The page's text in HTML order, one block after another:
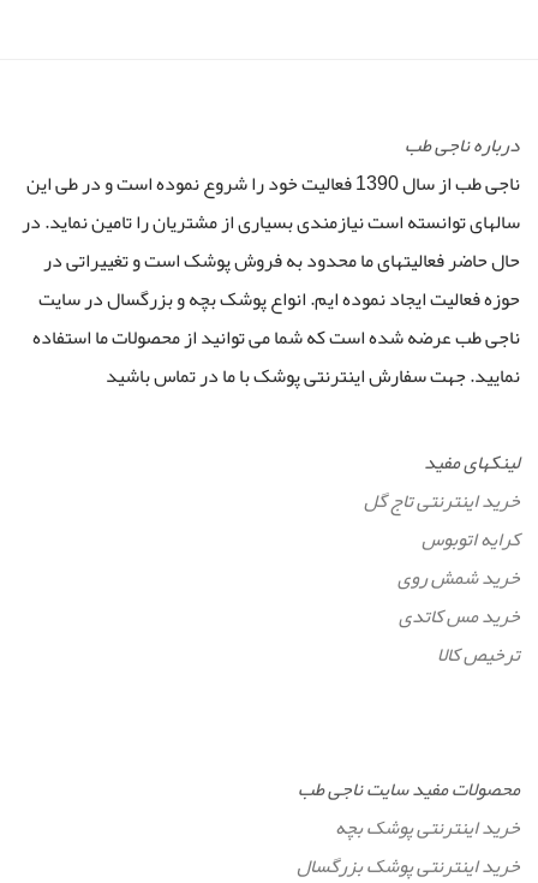
درباره ناجی طب
ناجی طب از سال 1390 فعالیت خود را شروع نموده است و در طی این
سالهای توانسته است نیازمندی بسیاری از مشتریان را تامین نماید. در
حال حاضر فعالیتهای ما محدود به فروش پوشک است و تغییراتی در
حوزه فعالیت ایجاد نموده ایم. انواع پوشک بچه و بزرگسال در سایت
ناجی طب عرضه شده است که شما می توانید از محصولات ما استفاده
نمایید. جهت سفارش اینترنتی پوشک با ما در تماس باشید
لینکهای مفید
خرید اینترنتی تاج گل
کرایه اتوبوس
خرید شمش روی
خرید مس کاتدی
ترخیص کالا
محصولات مفید سایت ناجی طب
خرید اینترنتی پوشک بچه
خرید اینترنتی پوشک بزرگسال